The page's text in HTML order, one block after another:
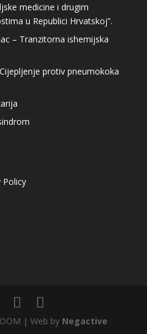
medicine i drugim
u Republici Hrvatskoj”.
– Tranzitorna ishemijska
protiv pneumokoka
Policy
| Web by Negactive